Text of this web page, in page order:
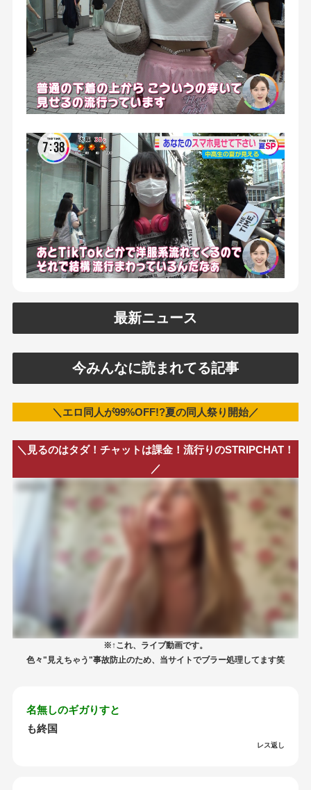
最新ニュース
今みんなに読まれてる記事
＼エロ同人が99%OFF!?夏の同人祭り開始／
＼見るのはタダ！チャットは課金！流行りのSTRIPCHAT！
／
※↑これ、ライブ動画です。
色々"見えちゃう"事故防止のため、当サイトでブラー処理してます笑
名無しのギガりすと
も終国
レス返し